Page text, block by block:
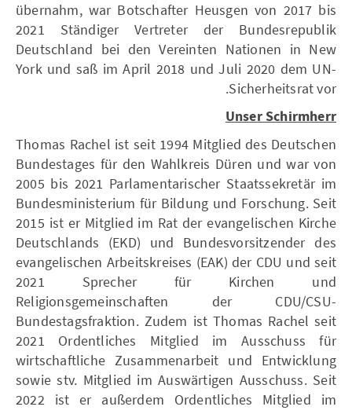
übernahm, war Botschafter Heusgen von 2017 bis
2021 Ständiger Vertreter der Bundesrepublik
Deutschland bei den Vereinten Nationen in New
York und saß im April 2018 und Juli 2020 dem UN-
Sicherheitsrat vor.
Unser Schirmherr
Thomas Rachel ist seit 1994 Mitglied des Deutschen
Bundestages für den Wahlkreis Düren und war von
2005 bis 2021 Parlamentarischer Staatssekretär im
Bundesministerium für Bildung und Forschung. Seit
2015 ist er Mitglied im Rat der evangelischen Kirche
Deutschlands (EKD) und Bundesvorsitzender des
evangelischen Arbeitskreises (EAK) der CDU und seit
2021 Sprecher für Kirchen und
Religionsgemeinschaften der CDU/CSU-
Bundestagsfraktion. Zudem ist Thomas Rachel seit
2021 Ordentliches Mitglied im Ausschuss für
wirtschaftliche Zusammenarbeit und Entwicklung
sowie stv. Mitglied im Auswärtigen Ausschuss. Seit
2022 ist er außerdem Ordentliches Mitglied im